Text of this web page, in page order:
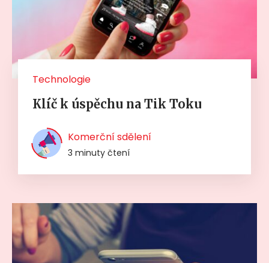
Technologie
Klíč k úspěchu na Tik Toku
Komerční sdělení
3 minuty čtení